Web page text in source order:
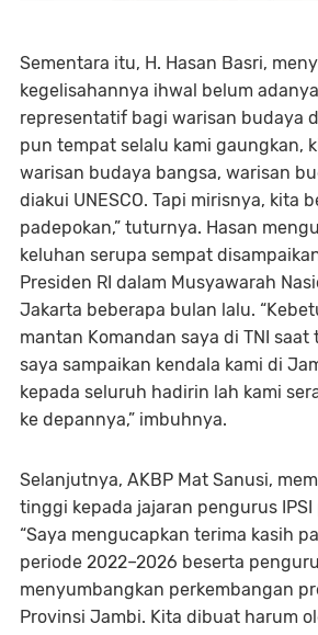
Sementara itu, H. Hasan Basri,
kegelisahannya ihwal belum
representatif bagi warisan budaya
pun tempat selalu kami gaungkan,
warisan budaya bangsa, warisan
diakui UNESCO. Tapi mirisnya, kita
padepokan,” tuturnya. Hasan
keluhan serupa sempat
Presiden RI dalam Musyawarah
Jakarta beberapa bulan lalu.
mantan Komandan saya di TNI saat
saya sampaikan kendala kami di
kepada seluruh hadirin lah kami
ke depannya,” imbuhnya.
Selanjutnya, AKBP Mat Sanusi,
tinggi kepada jajaran pengurus
“Saya mengucapkan terima kasih
periode 2022–2026 beserta
menyumbangkan perkembangan
Provinsi Jambi. Kita dibuat harum